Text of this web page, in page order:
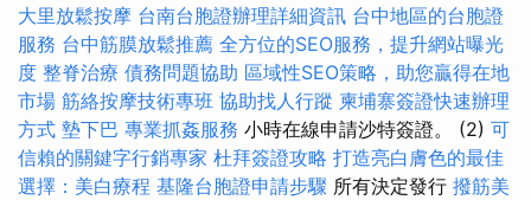
大里放鬆按摩 台南台胞證辦理詳細資訊 台中地區的台胞證
服務 台中筋膜放鬆推薦 全方位的SEO服務，提升網站曝光
度 整脊治療 債務問題協助 區域性SEO策略，助您贏得在地
市場 筋絡按摩技術專班 協助找人行蹤 柬埔寨簽證快速辦理
方式 墊下巴 專業抓姦服務 小時在線申請沙特簽證。 (2) 可
信賴的關鍵字行銷專家 杜拜簽證攻略 打造亮白膚色的最佳
選擇：美白療程 基隆台胞證申請步驟 所有決定發行 撥筋美